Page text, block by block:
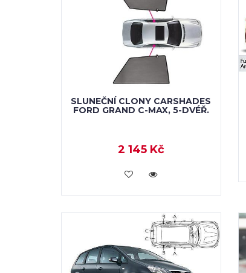
SLUNEČNÍ CLONY CARSHADES
FORD GRAND C-MAX, 5-DVÉŘ.
2 145 Kč
KOUPIT